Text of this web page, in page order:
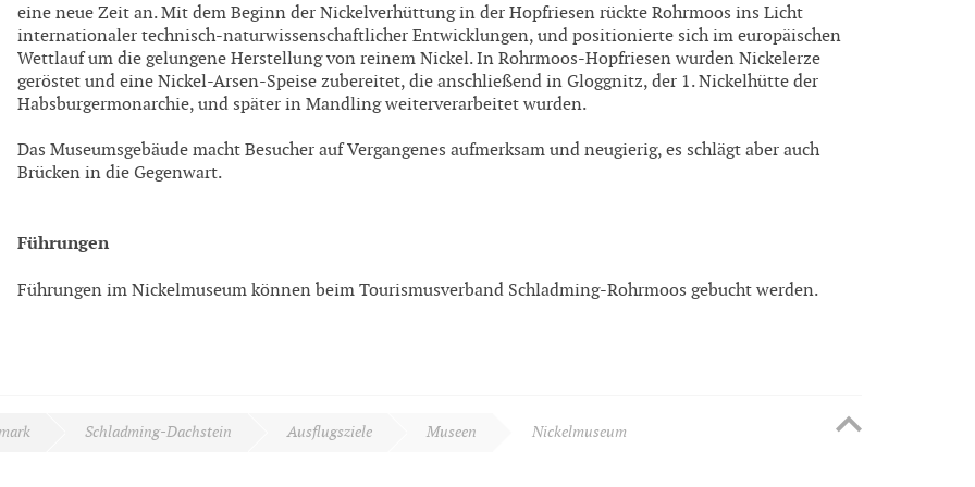
eine neue Zeit an. Mit dem Beginn der Nickelverhüttung in der Hopfriesen rückte Rohrmoos ins Licht
internationaler technisch-naturwissenschaftlicher Entwicklungen, und positionierte sich im europäischen
Wettlauf um die gelungene Herstellung von reinem Nickel. In Rohrmoos-Hopfriesen wurden Nickelerze
geröstet und eine Nickel-Arsen-Speise zubereitet, die anschließend in Gloggnitz, der 1. Nickelhütte der
Habsburgermonarchie, und später in Mandling weiterverarbeitet wurden.
Das Museumsgebäude macht Besucher auf Vergangenes aufmerksam und neugierig, es schlägt aber auch
Brücken in die Gegenwart.
Führungen
Führungen im Nickelmuseum können beim Tourismusverband Schladming-Rohrmoos gebucht werden.
Schladming-Dachstein Ausflugsziele Museen Nickelmuseum